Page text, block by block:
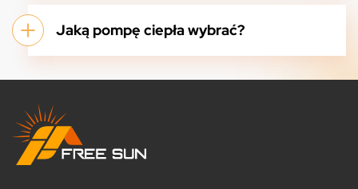
Jaką pompę ciepła wybrać?